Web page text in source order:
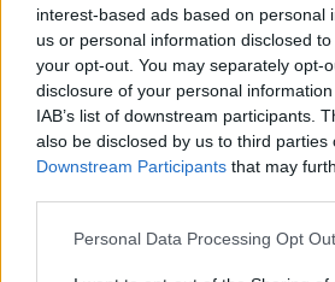
interest-based ads based on personal
us or personal information disclosed
your opt-out. You may separately opt-
disclosure of your personal
IAB’s list of downstream participants.
also be disclosed by us to third parties
Downstream Participants that may
Personal Data Processing Opt
Bonus Malus
Quotazioni